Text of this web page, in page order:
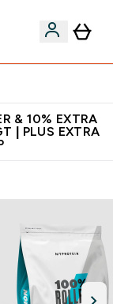
& 10% EXTRA
| PLUS EXTRA